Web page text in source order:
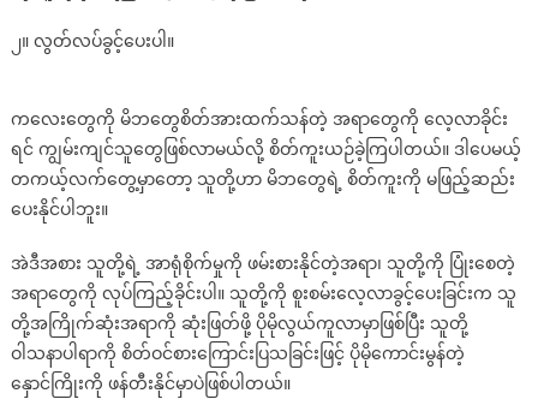
၂။ လွတ်လပ်ခွင့်ပေးပါ။
ကလေးတွေကို မိဘတွေစိတ်အားထက်သန်တဲ့ အရာတွေကို လေ့လာခိုင်း
ရင် ကျွမ်းကျင်သူတွေဖြစ်လာမယ်လို့ စိတ်ကူးယဉ်ခဲ့ကြပါတယ်။ ဒါပေမယ့်
တကယ့်လက်တွေ့မှာတော့ သူတို့ဟာ မိဘတွေရဲ့ စိတ်ကူးကို မဖြည့်ဆည်း
ပေးနိုင်ပါဘူး။
အဲဒီအစား သူတို့ရဲ့ အာရုံစိုက်မှုကို ဖမ်းစားနိုင်တဲ့အရာ၊ သူတို့ကို ပြုံးစေတဲ့
အရာတွေကို လုပ်ကြည့်ခိုင်းပါ။ သူတို့ကို စူးစမ်းလေ့လာခွင့်ပေးခြင်းက သူ
တို့အကြိုက်ဆုံးအရာကို ဆုံးဖြတ်ဖို့ ပိုမိုလွယ်ကူလာမှာဖြစ်ပြီး သူတို့
ဝါသနာပါရာကို စိတ်ဝင်စားကြောင်းပြသခြင်းဖြင့် ပိုမိုကောင်းမွန်တဲ့
နှောင်ကြိုးကို ဖန်တီးနိုင်မှာပဲဖြစ်ပါတယ်။